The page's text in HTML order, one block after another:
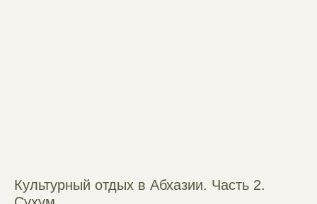
Культурный отдых в Абхазии. Часть 2.